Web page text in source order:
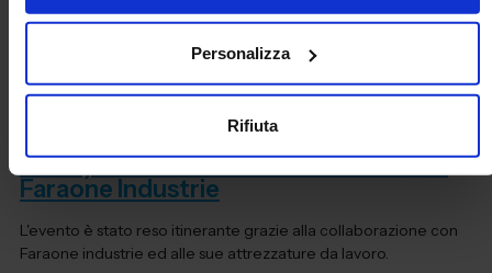
Personalizza
Rifiuta
Safety Free Fall In Collaborazione Con
Faraone Industrie
L'evento è stato reso itinerante grazie alla collaborazione con
Faraone industrie ed alle sue attrezzature da lavoro.